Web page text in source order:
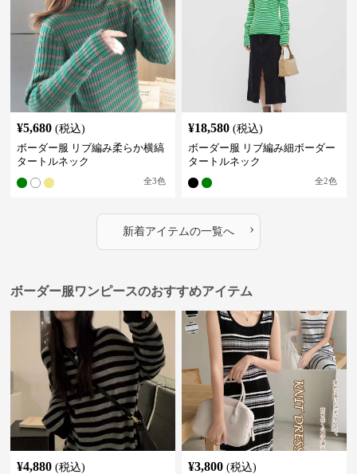
¥5,680 (税込)
ボーダー服 リブ編み柔らか横縞
タートルネック
全3色
¥18,580 (税込)
ボーダー服 リブ編み細ボーダー
タートルネック
全2色
新着アイテムの一覧へ ›
ボーダー服ワンピースのおすすめアイテム
¥4,880 (税込)
¥3,800 (税込)